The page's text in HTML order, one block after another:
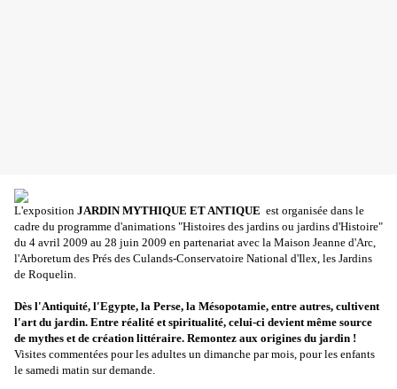
L'exposition JARDIN MYTHIQUE ET ANTIQUE est organisée dans le
cadre du programme d'animations "Histoires des jardins ou jardins d'Histoire"
du 4 avril 2009 au 28 juin 2009 en partenariat avec la Maison Jeanne d'Arc,
l'Arboretum des Prés des Culands-Conservatoire National d'Ilex, les Jardins
de Roquelin.
Dès l'Antiquité, l'Egypte, la Perse, la Mésopotamie, entre autres, cultivent
l'art du jardin. Entre réalité et spiritualité, celui-ci devient même source
de mythes et de création littéraire. Remontez aux origines du jardin !
Visites commentées pour les adultes un dimanche par mois, pour les enfants
le samedi matin sur demande.